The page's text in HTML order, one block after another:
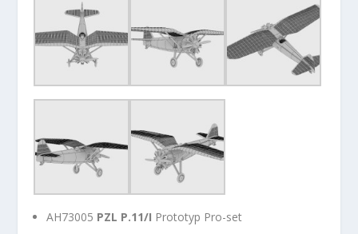
AH73005 PZL P.11/I Prototyp Pro-set